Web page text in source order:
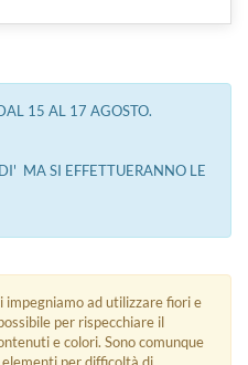
15 AL 17 AGOSTO.
MA SI EFFETTUERANNO LE
impegniamo ad utilizzare fiori e
per rispecchiare il
e colori. Sono comunque
per difficoltà di